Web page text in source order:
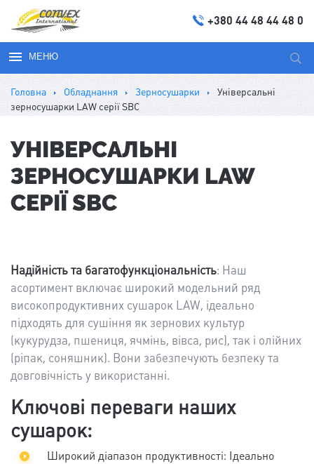
+380 44 48 44 48 0
МЕНЮ
Головна Обладнання Зерносушарки
Універсальні
зерносушарки LAW серії SBC
УНІВЕРСАЛЬНІ
ЗЕРНОСУШАРКИ LAW
СЕРІЇ SBC
Надійність та багатофункціональність: Наш
асортимент включає широкий модельний ряд
високопродуктивних сушарок LAW, ідеально
підходять для сушіння як зернових культур
(кукурудза, пшениця, ячмінь, вівса, рис), так і олійних
(ріпак, соняшник). Вони забезпечують безпеку та
довговічність у використанні.
Ключові переваги наших
сушарок:
Широкий діапазон продуктивності: Ідеально